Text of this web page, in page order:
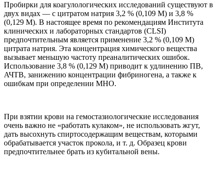
Пробирки для коагулологических исследований существуют в
двух видах — с цитратом натрия 3,2 % (0,109 М) и 3,8 %
(0,129 М). В настоящее время по рекомендациям Института
клинических и лабораторных стандартов (CLSI)
предпочтительным является применение 3,2 % (0,109 М)
цитрата натрия. Эта концентрация химического вещества
вызывает меньшую частоту преаналитических ошибок.
Использование 3,8 % (0,129 М) приводит к удлинению ПВ,
АЧТВ, занижению концентрации фибриногена, а также к
ошибкам при определении МНО.
При взятии крови на гемостазиологические исследования
очень важно не «работать кулаком», не использовать жгут,
дать высохнуть спиртосодержащим веществам, которыми
обрабатывается участок прокола, и т. д. Образец крови
предпочтительнее брать из кубитальной вены.